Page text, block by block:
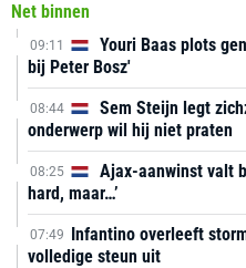
Net binnen
09:11
Youri Baas plots
bij Peter Bosz'
08:44
Sem Steijn legt
onderwerp wil hij niet praten
08:25
Ajax-aanwinst valt
hard, maar…’
07:49 Infantino overleeft
volledige steun uit